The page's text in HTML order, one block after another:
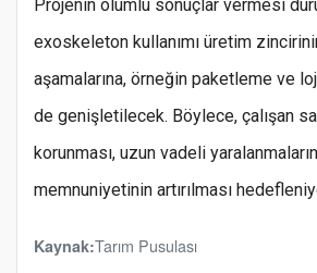
Projenin olumlu sonuçlar vermesi
exoskeleton kullanımı üretim
aşamalarına, örneğin paketleme ve
de genişletilecek. Böylece, çalışan
korunması, uzun vadeli
memnuniyetinin artırılması
Kaynak:Tarım Pusulası